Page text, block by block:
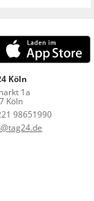
Köln
1a
Köln
98651990